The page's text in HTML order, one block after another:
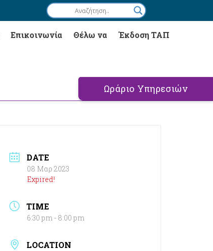
Επικοινωνία Θέλω να Έκδοση ΤΑΠ
Ωράριο Υπηρεσιών
DATE
08 Μαρ 2023
Expired!
TIME
6:30 pm - 8:00 pm
LOCATION